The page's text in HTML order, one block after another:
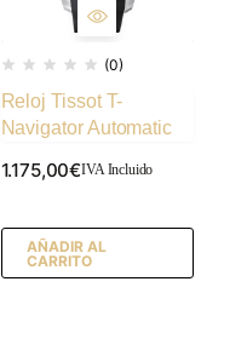
(0)
Reloj Tissot T-
Navigator Automatic
1.175,00€IVA Incluido
AÑADIR AL
CARRITO